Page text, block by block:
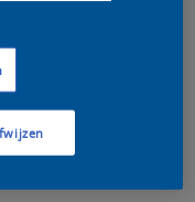
typefoutje gemaakt